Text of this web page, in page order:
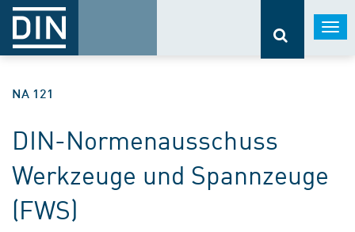
NA 121
DIN-Normenausschuss
Werkzeuge und Spannzeuge
(FWS)